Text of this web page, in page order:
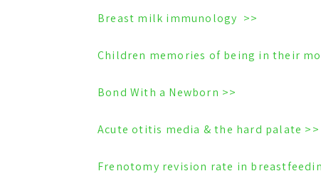
<< Breast milk immunology
<< Bond With a Newborn
<< Acute otitis media & the hard palate